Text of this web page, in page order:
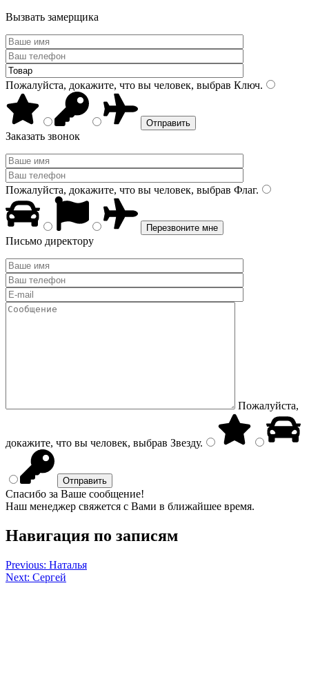
Вызвать замерщика
Пожалуйста, докажите, что вы человек, выбрав Ключ.
Заказать звонок
Пожалуйста, докажите, что вы человек, выбрав Флаг.
Письмо директору
Пожалуйста,
докажите, что вы человек, выбрав Звезду.
Спасибо за Ваше сообщение!
Наш менеджер свяжется с Вами в ближайшее время.
Навигация по записям
Previous: Наталья
Next: Сергей